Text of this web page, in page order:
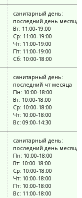
санитарный день:
последний день месяца
Вт: 11:00-19:00
Ср: 11:00-19:00
Чт: 11:00-19:00
Пт: 11:00-19:00
Сб: 10:00-18:00
санитарный день:
последний чт месяца
Пн: 10:00-18:00
Вт: 10:00-18:00
Ср: 10:00-18:00
Чт: 10:00-18:00
Вс: 09:00-14:30
санитарный день:
последний день месяца
Пн: 10:00-18:00
Вт: 10:00-18:00
Ср: 10:00-18:00
Чт: 10:00-18:00
Пт: 10:00-18:00
Вс: 11:00-18:00